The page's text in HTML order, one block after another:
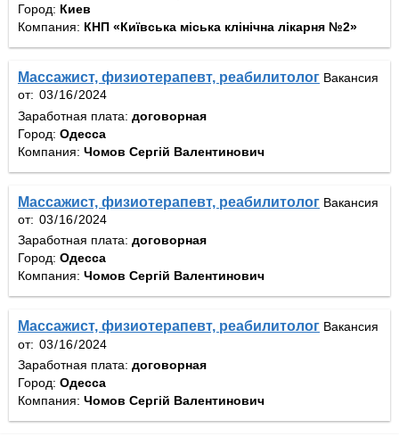
Город: Киев
Компания: КНП «Київська міська клінічна лікарня №2»
Массажист, физиотерапевт, реабилитолог Вакансия
от:
Заработная плата: договорная
Город: Одесса
Компания: Чомов Сергій Валентинович
Массажист, физиотерапевт, реабилитолог Вакансия
от:
Заработная плата: договорная
Город: Одесса
Компания: Чомов Сергій Валентинович
Массажист, физиотерапевт, реабилитолог Вакансия
от:
Заработная плата: договорная
Город: Одесса
Компания: Чомов Сергій Валентинович